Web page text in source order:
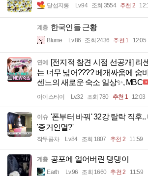
달섭지롱 Lv.94 조회 3554 추천 2
계층 한국인들 근황
Blume Lv.86 조회 2436 추천 1 12:05
연예 [전지적 참견 시점 선공개] 리
는 너무 넓어???? 베개싸움에 숨
센느의 새로운 숙소 일상✨, MBC
아이스티이 Lv.32 조회 780 추천 1 12:03
이슈 '폰부터 바꿔' 32강 탈락 직후
'증거인멸?'
작두콩차 Lv.84 조회 1807 추천 2 11:59
계층 공포에 얼어버린 댕댕이
Earth Lv.96 조회 1660 추천 2 11:59